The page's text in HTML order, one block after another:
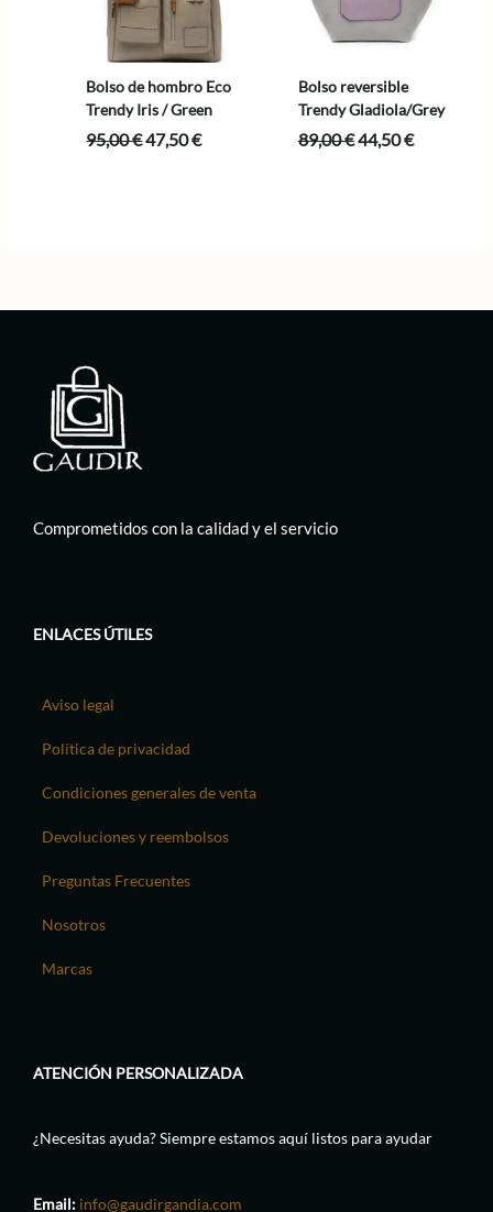
Bolso de hombro Eco
Trendy Iris / Green
95,00€El
47,50€El
Bolso reversible
Trendy Gladiola/Grey
89,00€El
44,50€El
Comprometidos con la calidad y el servicio
ENLACES ÚTILES
Aviso legal
Política de privacidad
Condiciones generales de venta
Devoluciones y reembolsos
Preguntas Frecuentes
Nosotros
Marcas
ATENCIÓN PERSONALIZADA
¿Necesitas ayuda? Siempre estamos aquí listos para ayudar
Email: info@gaudirgandia.com